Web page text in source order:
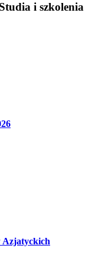
Studia i szkolenia
Azjatyckich